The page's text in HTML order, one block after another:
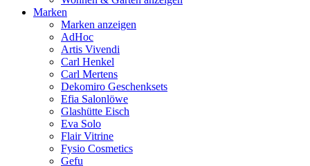
Marken
Marken anzeigen
AdHoc
Artis Vivendi
Carl Henkel
Carl Mertens
Dekomiro Geschenksets
Efia Salonlöwe
Glashütte Eisch
Eva Solo
Flair Vitrine
Fysio Cosmetics
Gefu